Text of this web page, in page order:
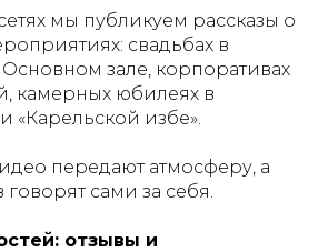
мы публикуем рассказы о
свадьбах в
зале, корпоративах
камерных юбилеях в
«Карельской избе».
передают атмосферу, а
сами за себя.
отзывы и